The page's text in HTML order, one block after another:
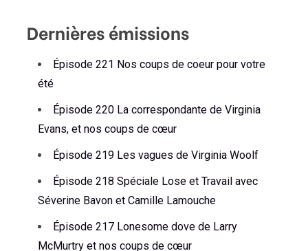
Dernières émissions
Épisode 221 Nos coups de coeur pour votre
été
Épisode 220 La correspondante de Virginia
Evans, et nos coups de cœur
Épisode 219 Les vagues de Virginia Woolf
Épisode 218 Spéciale Lose et Travail avec
Séverine Bavon et Camille Lamouche
Épisode 217 Lonesome dove de Larry
McMurtry et nos coups de cœur